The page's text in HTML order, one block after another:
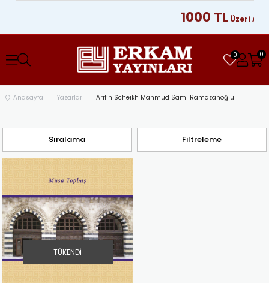
1000 TL Üzeri
0 0
Anasayfa Yazarlar Arifin Scheikh Mahmud Sami Ramazanoğlu
Filtreleme
Sıralama
TÜKENDI